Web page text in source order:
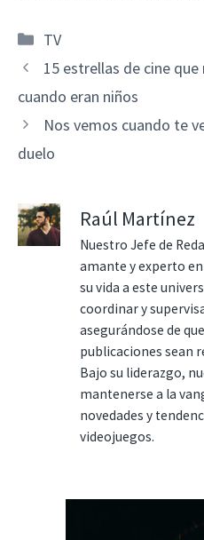
Categorías
TV
15 estrellas de cine
cuando eran niños
Nos vemos cuando te
duelo
Raúl Martínez
Nuestro Jefe de
amante y experto
su vida a este
coordinar y
asegurándose de
publicaciones sean
Bajo su liderazgo,
mantenerse a la
novedades y
videojuegos.